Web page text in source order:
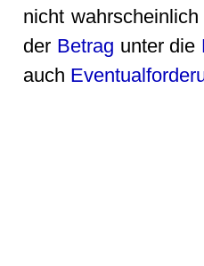
nicht
der Betrag unter die
auch